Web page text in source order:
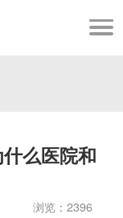
么医院和
浏览：2396